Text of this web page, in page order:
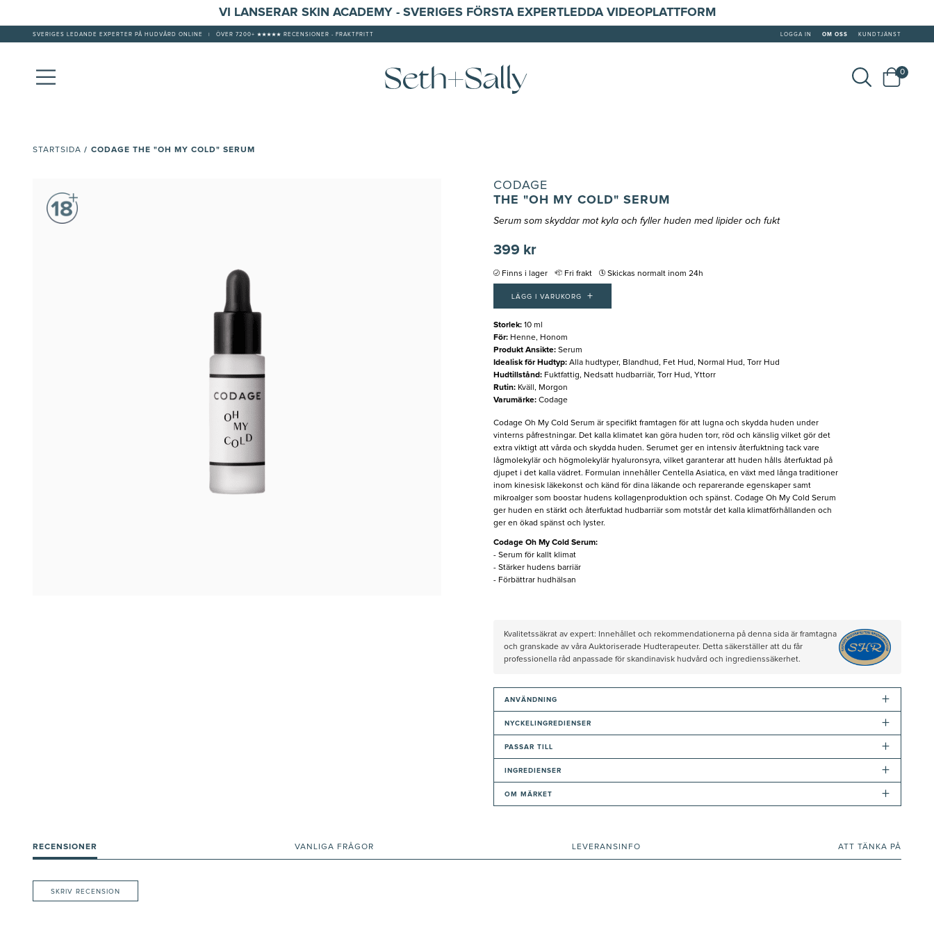
VI LANSERAR SKIN ACADEMY - SVERIGES FÖRSTA EXPERTLEDDA VIDEOPLATTFORM
SVERIGES LEDANDE EXPERTER PÅ HUDVÅRD ONLINE ÖVER 7200+ ★★★★★ RECENSIONER - FRAKTFRITT LOGGA IN OM OSS KUNDTJÄNST
0
STARTSIDA / CODAGE THE "OH MY COLD" SERUM
CODAGE
THE "OH MY COLD" SERUM
Serum som skyddar mot kyla och fyller huden med lipider och fukt
399 kr
Finns i lager Fri frakt Skickas normalt inom 24h
LÄGG I VARUKORG +
Storlek: 10 ml
För: Henne, Honom
Produkt Ansikte: Serum
Idealisk för Hudtyp: Alla hudtyper, Blandhud, Fet Hud, Normal Hud, Torr Hud
Hudtillstånd: Fuktfattig, Nedsatt hudbarriär, Torr Hud, Yttorr
Rutin: Kväll, Morgon
Varumärke: Codage
Codage Oh My Cold Serum är specifikt framtagen för att lugna och skydda huden under
vinterns påfrestningar. Det kalla klimatet kan göra huden torr, röd och känslig vilket gör det
extra viktigt att vårda och skydda huden. Serumet ger en intensiv återfuktning tack vare
lågmolekylär och högmolekylär hyaluronsyra, vilket garanterar att huden hålls återfuktad på
djupet i det kalla vädret. Formulan innehåller Centella Asiatica, en växt med långa traditioner
inom kinesisk läkekonst och känd för dina läkande och reparerande egenskaper samt
mikroalger som boostar hudens kollagenproduktion och spänst. Codage Oh My Cold Serum
ger huden en stärkt och återfuktad hudbarriär som motstår det kalla klimatförhållanden och
ger en ökad spänst och lyster.
Codage Oh My Cold Serum:
- Serum för kallt klimat
- Stärker hudens barriär
- Förbättrar hudhälsan
Kvalitetssäkrat av expert: Innehållet och rekommendationerna på denna sida är framtagna
och granskade av våra Auktoriserade Hudterapeuter. Detta säkerställer att du får
professionella råd anpassade för skandinavisk hudvård och ingredienssäkerhet.
ANVÄNDNING +
NYCKELINGREDIENSER +
PASSAR TILL +
INGREDIENSER +
OM MÄRKET +
RECENSIONER VANLIGA FRÅGOR LEVERANSINFO ATT TÄNKA PÅ
SKRIV RECENSION